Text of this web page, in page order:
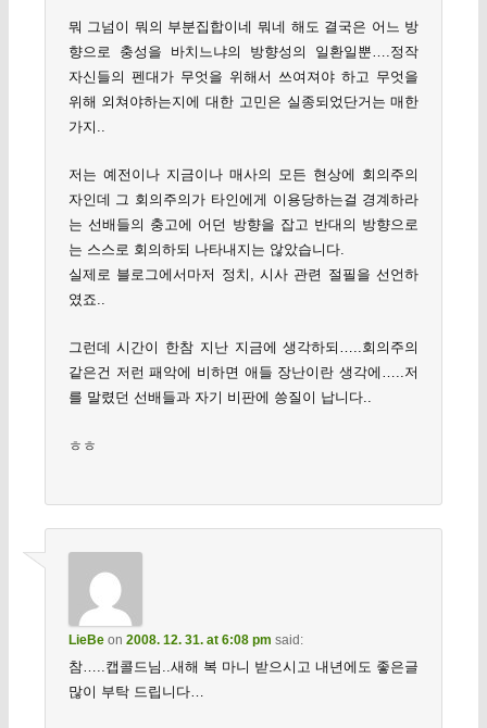
뭐 그넘이 뭐의 부분집합이네 뭐네 해도 결국은 어느 방
향으로 충성을 바치느냐의 방향성의 일환일뿐….정작
자신들의 펜대가 무엇을 위해서 쓰여져야 하고 무엇을
위해 외쳐야하는지에 대한 고민은 실종되었단거는 매한
가지..
저는 예전이나 지금이나 매사의 모든 현상에 회의주의
자인데 그 회의주의가 타인에게 이용당하는걸 경계하라
는 선배들의 충고에 어던 방향을 잡고 반대의 방향으로
는 스스로 회의하되 나타내지는 않았습니다.
실제로 블로그에서마저 정치, 시사 관련 절필을 선언하
였죠..
그런데 시간이 한참 지난 지금에 생각하되…..회의주의
같은건 저런 패악에 비하면 애들 장난이란 생각에…..저
를 말렸던 선배들과 자기 비판에 씅질이 납니다..
ㅎㅎ
LieBeon 2008. 12. 31. at 6:08 pm said:
참…..캡콜드님..새해 복 마니 받으시고 내년에도 좋은글
많이 부탁 드립니다…